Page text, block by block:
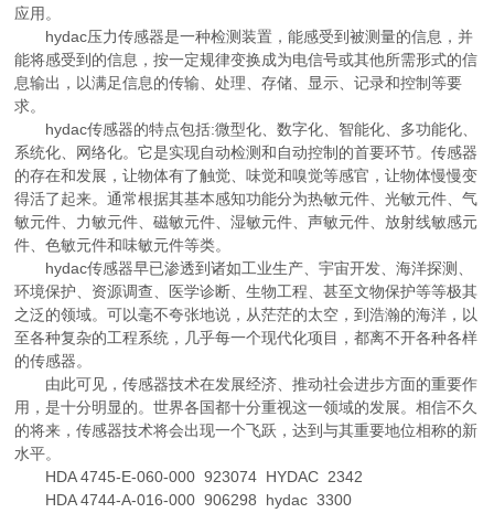
应用。
hydac压力传感器是一种检测装置，能感受到被测量的信息，并
能将感受到的信息，按一定规律变换成为电信号或其他所需形式的信
息输出，以满足信息的传输、处理、存储、显示、记录和控制等要
求。
hydac传感器的特点包括:微型化、数字化、智能化、多功能化、
系统化、网络化。它是实现自动检测和自动控制的首要环节。传感器
的存在和发展，让物体有了触觉、味觉和嗅觉等感官，让物体慢慢变
得活了起来。通常根据其基本感知功能分为热敏元件、光敏元件、气
敏元件、力敏元件、磁敏元件、湿敏元件、声敏元件、放射线敏感元
件、色敏元件和味敏元件等类。
hydac传感器早已渗透到诸如工业生产、宇宙开发、海洋探测、
环境保护、资源调查、医学诊断、生物工程、甚至文物保护等等极其
之泛的领域。可以毫不夸张地说，从茫茫的太空，到浩瀚的海洋，以
至各种复杂的工程系统，几乎每一个现代化项目，都离不开各种各样
的传感器。
由此可见，传感器技术在发展经济、推动社会进步方面的重要作
用，是十分明显的。世界各国都十分重视这一领域的发展。相信不久
的将来，传感器技术将会出现一个飞跃，达到与其重要地位相称的新
水平。
HDA 4745-E-060-000 923074 HYDAC 2342
HDA 4744-A-016-000 906298 hydac 3300